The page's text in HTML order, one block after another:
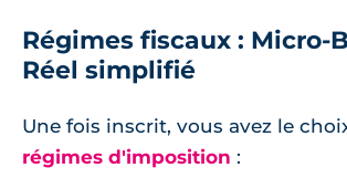
Régimes fiscaux : Micro-
Réel simplifié
Une fois inscrit, vous avez le
régimes d'imposition :